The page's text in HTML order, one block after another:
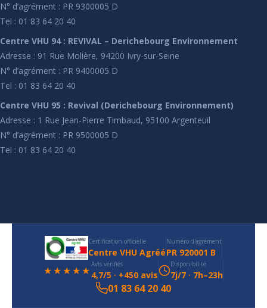
N° d’agrément : PR 9300005 D
Tel : 01 83 64 20 40
Centre VHU 94 : REVIVAL – Derichebourg Environnement
Adresse : 91 Rue Molière, 94200 Ivry-sur-Seine
N° d’agrément : PR 9400005 D
Tel : 01 83 64 20 40
Centre VHU 95 : Revival (Derichebourg Environnement)
Adresse : 1 Rue Jean-Pierre Timbaud, 95100 Argenteuil
N° d’agrément : PR 9500005 D
Tel : 01 83 64 20 40
Certification officielle
Centre VHU Agréé
Numéro d'agrément
PR 920001 B
★★★★★ Avis vérifiés
4,7/5 · +450 avis
Disponibilité
7j/7 · 7h–23h
01 83 64 20 40